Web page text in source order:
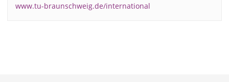
www.tu-braunschweig.de/international